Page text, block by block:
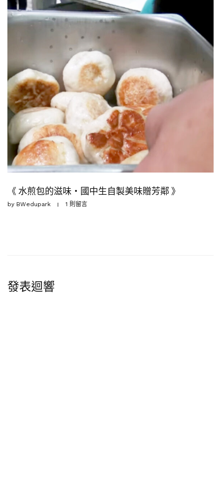
《 水煎包的滋味・國中生自製美味贈芳鄰 》
by BWedupark 1 則留言
發表迴響